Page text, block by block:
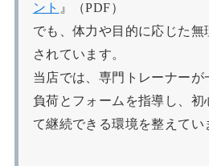
ント 』（PDF）
でも、体力や目的に応じた
されています。
当店では、専門トレーナーが
負荷とフォームを指導し、初
て継続できる環境を整えてい